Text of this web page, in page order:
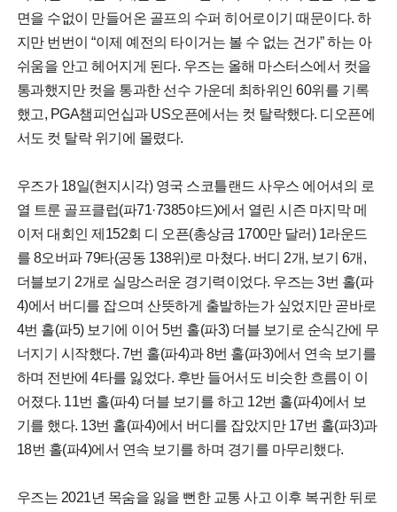
면을 수없이 만들어온 골프의 수퍼 히어로이기 때문이다. 하
지만 번번이 “이제 예전의 타이거는 볼 수 없는 건가” 하는 아
쉬움을 안고 헤어지게 된다. 우즈는 올해 마스터스에서 컷을
통과했지만 컷을 통과한 선수 가운데 최하위인 60위를 기록
했고, PGA챔피언십과 US오픈에서는 컷 탈락했다. 디오픈에
서도 컷 탈락 위기에 몰렸다.
우즈가 18일(현지시각) 영국 스코틀랜드 사우스 에어셔의 로
열 트룬 골프클럽(파71·7385야드)에서 열린 시즌 마지막 메
이저 대회인 제152회 디 오픈(총상금 1700만 달러) 1라운드
를 8오버파 79타(공동 138위)로 마쳤다. 버디 2개, 보기 6개,
더블보기 2개로 실망스러운 경기력이었다. 우즈는 3번 홀(파
4)에서 버디를 잡으며 산뜻하게 출발하는가 싶었지만 곧바로
4번 홀(파5) 보기에 이어 5번 홀(파3) 더블 보기로 순식간에 무
너지기 시작했다. 7번 홀(파4)과 8번 홀(파3)에서 연속 보기를
하며 전반에 4타를 잃었다. 후반 들어서도 비슷한 흐름이 이
어졌다. 11번 홀(파4) 더블 보기를 하고 12번 홀(파4)에서 보
기를 했다. 13번 홀(파4)에서 버디를 잡았지만 17번 홀(파3)과
18번 홀(파4)에서 연속 보기를 하며 경기를 마무리했다.
우즈는 2021년 목숨을 잃을 뻔한 교통 사고 이후 복귀한 뒤로